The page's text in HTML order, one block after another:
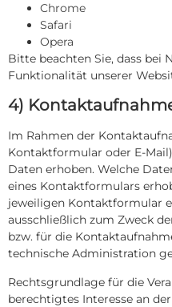
Chrome
Safari
Opera
Bitte beachten Sie, dass bei
Funktionalität unserer
4)
Im Rahmen der
Kontaktformular oder E-
Daten erhoben. Welche
eines Kontaktformulars
jeweiligen Kontaktformular
ausschließlich zum Zweck
bzw. für die
technische Administration
Rechtsgrundlage für die
berechtigtes Interesse an